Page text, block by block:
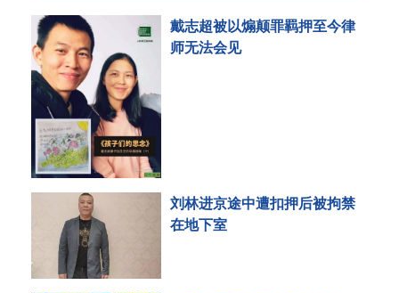
戴志超被以煽颠罪羁押至今律
师无法会见
刘林进京途中遭扣押后被拘禁
在地下室